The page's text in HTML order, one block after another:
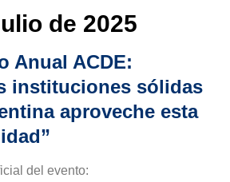
de 2025
Anual ACDE:
instituciones sólidas
aproveche esta
del evento: